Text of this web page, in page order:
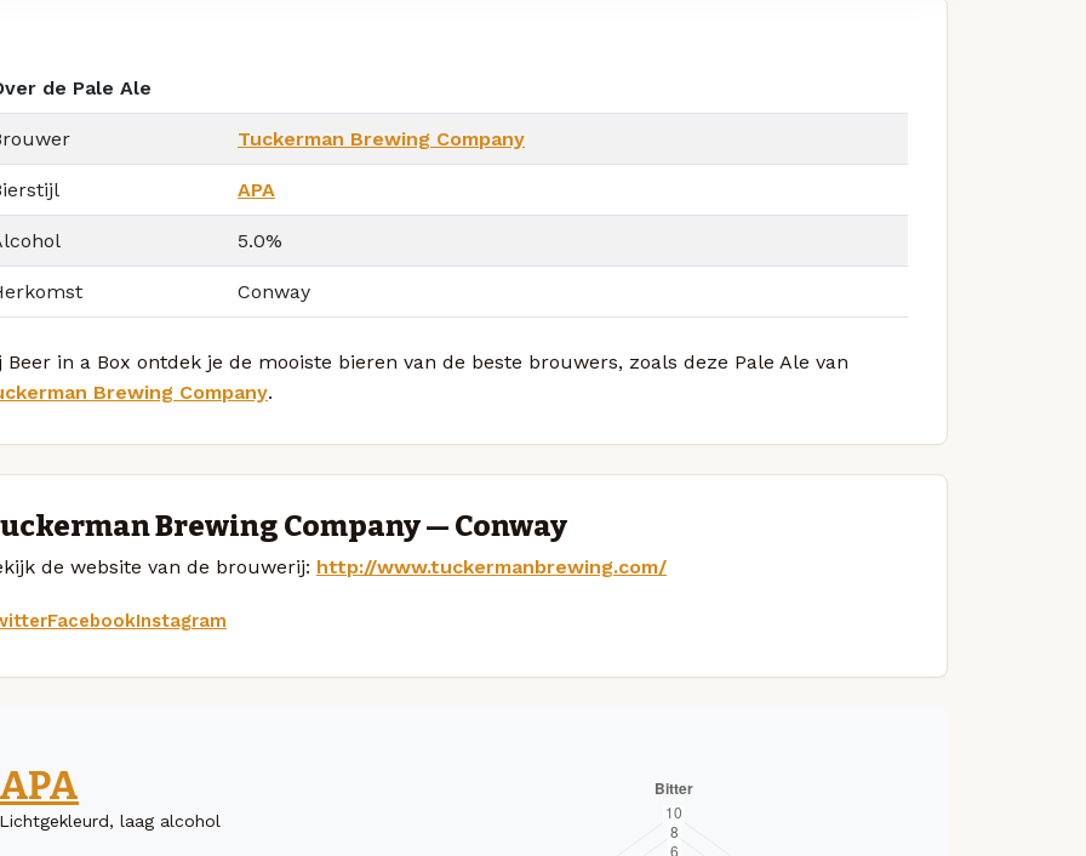
de Pale Ale
Tuckerman Brewing Company
APA
5.0%
Conway
Beer in a Box ontdek je de mooiste bieren van de beste brouwers, zoals deze Pale Ale van
Brewing Company.
Brewing Company — Conway
de website van de brouwerij: http://www.tuckermanbrewing.com/
FacebookInstagram
APA
Lichtgekleurd, laag alcohol